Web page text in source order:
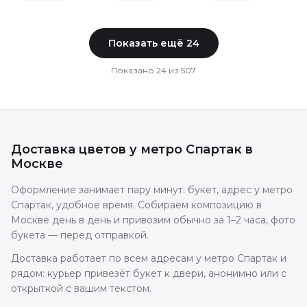
Показать ещё 24
Показано 24 из 507
Доставка цветову метро Спартакв
Москве
Оформление занимает пару минут: букет, адрес у метро
Спартак, удобное время. Собираем композицию в
Москве день в день и привозим обычно за 1–2 часа, фото
букета — перед отправкой.
Доставка работает по всем адресам у метро Спартак и
рядом: курьер привезёт букет к двери, анонимно или с
открыткой с вашим текстом.